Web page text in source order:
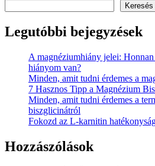
Keresés
Legutóbbi bejegyzések
A magnéziumhiány jelei:
hiányom van?
Minden, amit tudni érdemes a
7 Hasznos Tipp a Magnézium
Minden, amit tudni érdemes a
biszglicinátról
Fokozd az L-karnitin
Hozzászólások